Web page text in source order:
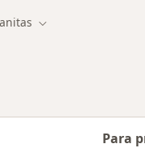
ciudadCambiar de ciudad
Para